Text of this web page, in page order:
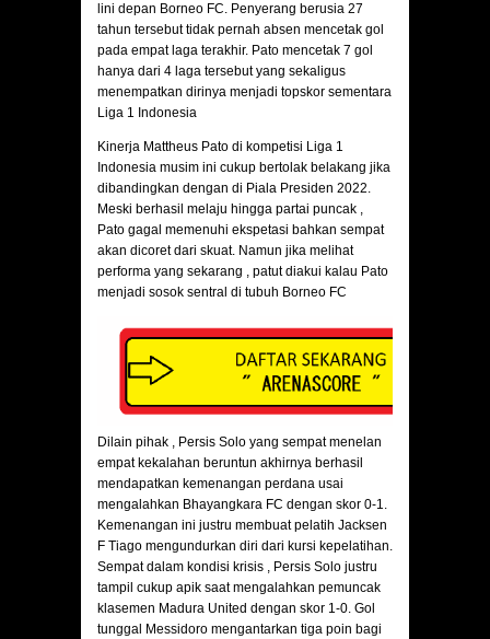
lini depan Borneo FC. Penyerang berusia 27
tahun tersebut tidak pernah absen mencetak gol
pada empat laga terakhir. Pato mencetak 7 gol
hanya dari 4 laga tersebut yang sekaligus
menempatkan dirinya menjadi topskor sementara
Liga 1 Indonesia
Kinerja Mattheus Pato di kompetisi Liga 1
Indonesia musim ini cukup bertolak belakang jika
dibandingkan dengan di Piala Presiden 2022.
Meski berhasil melaju hingga partai puncak ,
Pato gagal memenuhi ekspetasi bahkan sempat
akan dicoret dari skuat. Namun jika melihat
performa yang sekarang , patut diakui kalau Pato
menjadi sosok sentral di tubuh Borneo FC
Dilain pihak , Persis Solo yang sempat menelan
empat kekalahan beruntun akhirnya berhasil
mendapatkan kemenangan perdana usai
mengalahkan Bhayangkara FC dengan skor 0-1.
Kemenangan ini justru membuat pelatih Jacksen
F Tiago mengundurkan diri dari kursi kepelatihan.
Sempat dalam kondisi krisis , Persis Solo justru
tampil cukup apik saat mengalahkan pemuncak
klasemen Madura United dengan skor 1-0. Gol
tunggal Messidoro mengantarkan tiga poin bagi